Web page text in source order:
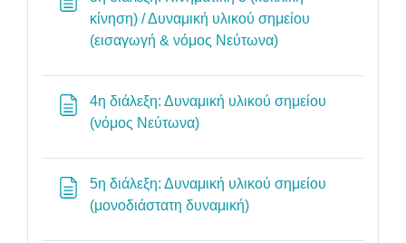
κίνηση) / Δυναμική υλικού σημείου
(εισαγωγή & νόμος Νεύτωνα)Σελίδα
4η διάλεξη: Δυναμική υλικού σημείου
(νόμος Νεύτωνα)Σελίδα
5η διάλεξη: Δυναμική υλικού σημείου
(μονοδιάστατη δυναμική)Σελίδα